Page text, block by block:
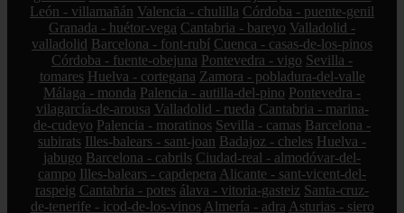
León - villamañán Valencia - chulilla Córdoba - puente-genil
Granada - huétor-vega Cantabria - bareyo Valladolid -
valladolid Barcelona - font-rubí Cuenca - casas-de-los-pinos
Córdoba - fuente-obejuna Pontevedra - vigo Sevilla -
tomares Huelva - cortegana Zamora - pobladura-del-valle
Málaga - monda Palencia - autilla-del-pino Pontevedra -
vilagarcía-de-arousa Valladolid - rueda Cantabria - marina-
de-cudeyo Palencia - moratinos Sevilla - camas Barcelona -
subirats Illes-balears - sant-joan Badajoz - cheles Huelva -
jabugo Barcelona - cabrils Ciudad-real - almodóvar-del-
campo Illes-balears - capdepera Alicante - sant-vicent-del-
raspeig Cantabria - potes álava - vitoria-gasteiz Santa-cruz-
de-tenerife - icod-de-los-vinos Almería - adra Asturias - siero